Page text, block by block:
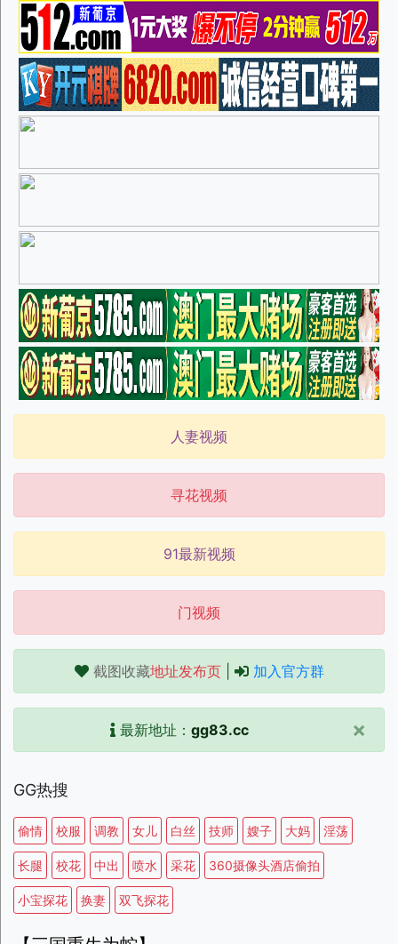
人妻视频
寻花视频
91最新视频
门视频
截图收藏地址发布页| 加入官方群
最新地址： gg83.cc ×
GG热搜
偷情 校服 调教 女儿 白丝 技师 嫂子 大妈 淫荡
长腿 校花 中出 喷水 采花 360摄像头酒店偷拍
小宝探花 换妻 双飞探花